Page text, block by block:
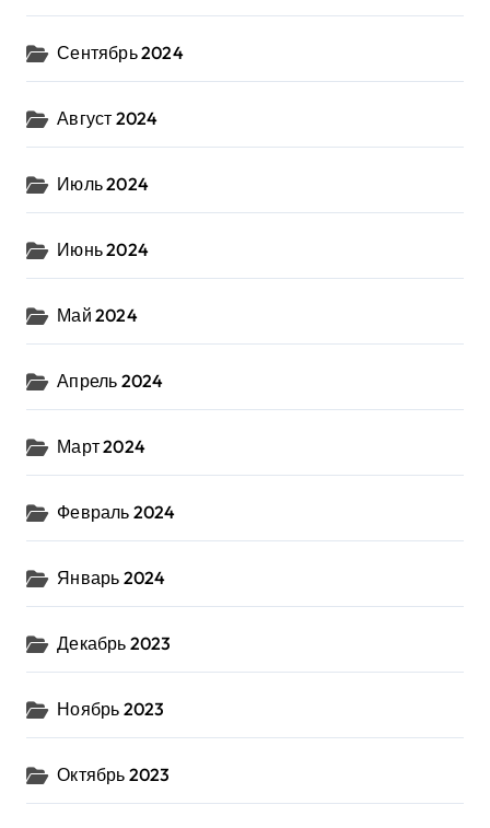
Сентябрь 2024
Август 2024
Июль 2024
Июнь 2024
Май 2024
Апрель 2024
Март 2024
Февраль 2024
Январь 2024
Декабрь 2023
Ноябрь 2023
Октябрь 2023